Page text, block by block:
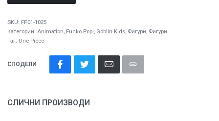
SKU: FP01-1025
Категории: Animation, Funko Pop!, Goblin Kids, Фигури, Фигури
Таг: One Piece
СПОДЕЛИ
СЛИЧНИ ПРОИЗВОДИ